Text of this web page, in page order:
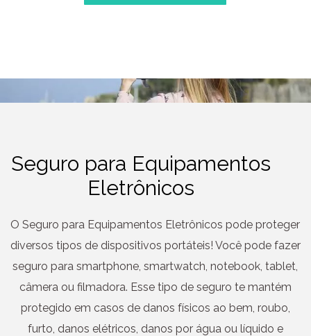
Seguro para Equipamentos
Eletrônicos
O Seguro para Equipamentos Eletrônicos pode proteger
diversos tipos de dispositivos portáteis! Você pode fazer
seguro para smartphone, smartwatch, notebook, tablet,
câmera ou filmadora. Esse tipo de seguro te mantém
protegido em casos de danos físicos ao bem, roubo,
furto, danos elétricos, danos por água ou líquido e